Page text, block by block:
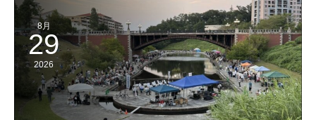
8月
29
2026